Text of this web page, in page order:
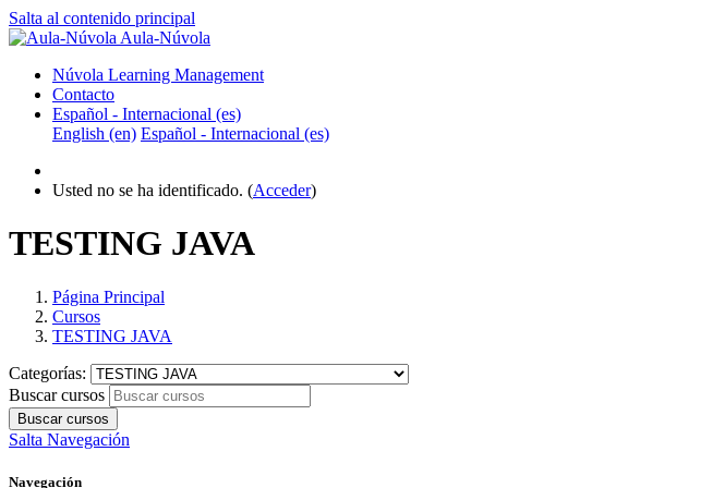
Salta al contenido principal
Aula-Núvola
Núvola Learning Management
Contacto
Español - Internacional ‎(es)‎
English ‎(en)‎ Español - Internacional ‎(es)‎
Usted no se ha identificado. (Acceder)
TESTING JAVA
Página Principal
Cursos
TESTING JAVA
Categorías:
Buscar cursos
Buscar cursos
Salta Navegación
Navegación